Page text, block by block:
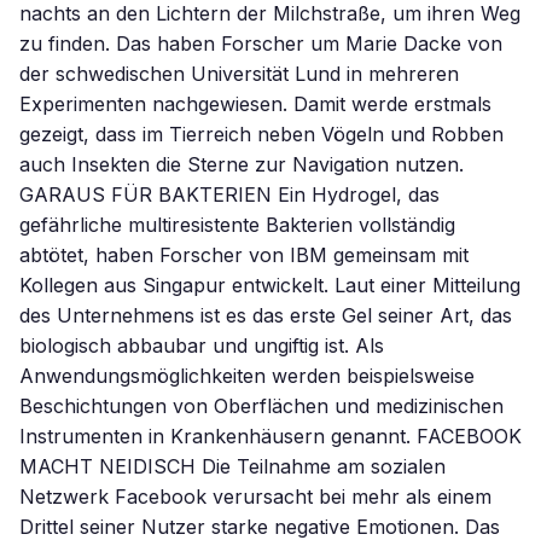
nachts an den Lichtern der Milchstraße, um ihren Weg
zu finden. Das haben Forscher um Marie Dacke von
der schwedischen Universität Lund in mehreren
Experimenten nachgewiesen. Damit werde erstmals
gezeigt, dass im Tierreich neben Vögeln und Robben
auch Insekten die Sterne zur Navigation nutzen.
GARAUS FÜR BAKTERIEN Ein Hydrogel, das
gefährliche multiresistente Bakterien vollständig
abtötet, haben Forscher von IBM gemeinsam mit
Kollegen aus Singapur entwickelt. Laut einer Mitteilung
des Unternehmens ist es das erste Gel seiner Art, das
biologisch abbaubar und ungiftig ist. Als
Anwendungsmöglichkeiten werden beispielsweise
Beschichtungen von Oberflächen und medizinischen
Instrumenten in Krankenhäusern genannt. FACEBOOK
MACHT NEIDISCH Die Teilnahme am sozialen
Netzwerk Facebook verursacht bei mehr als einem
Drittel seiner Nutzer starke negative Emotionen. Das